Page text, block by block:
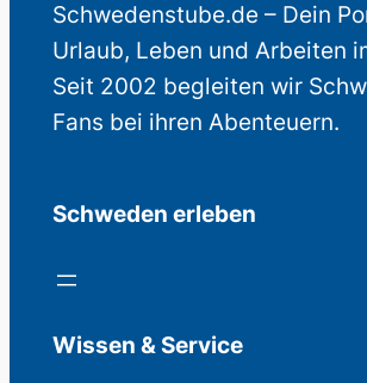
Schwedenstube.de – Dein
Urlaub, Leben und Arbeiten
Seit 2002 begleiten wir
Fans bei ihren Abenteuern.
Schweden erleben
Wissen & Service